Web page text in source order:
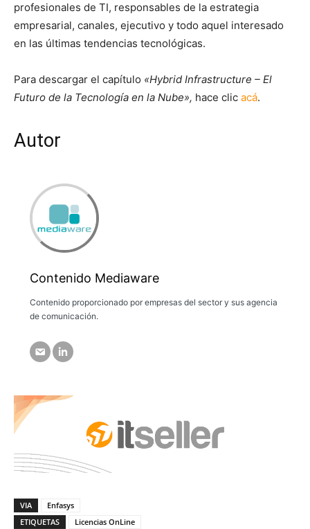
profesionales de TI, responsables de la estrategia
empresarial, canales, ejecutivo y todo aquel interesado
en las últimas tendencias tecnológicas.
Para descargar el capítulo «Hybrid Infrastructure – El
Futuro de la Tecnología en la Nube», hace clic acá.
Autor
Contenido Mediaware
Contenido proporcionado por empresas del sector y sus agencia
de comunicación.
VIA
Enfasys
ETIQUETAS
Licencias OnLine